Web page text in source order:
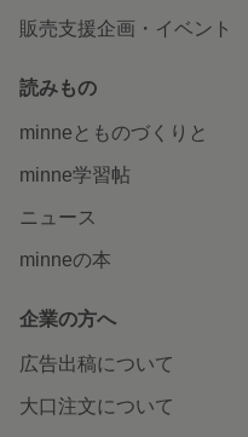
販売支援企画・イベント
読みもの
minneとものづくりと
minne学習帖
ニュース
minneの本
企業の方へ
広告出稿について
大口注文について